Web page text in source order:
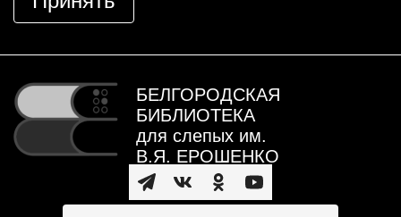
БЕЛГОРОДСКАЯ
БИБЛИОТЕКА
для слепых им.
В.Я. ЕРОШЕНКО